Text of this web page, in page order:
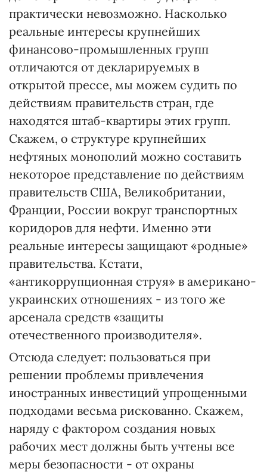
практически невозможно. Насколько
реальные интересы крупнейших
финансово-промышленных групп
отличаются от декларируемых в
открытой прессе, мы можем судить по
действиям правительств стран, где
находятся штаб-квартиры этих групп.
Скажем, о структуре крупнейших
нефтяных монополий можно составить
некоторое представление по действиям
правительств США, Великобритании,
Франции, России вокруг транспортных
коридоров для нефти. Именно эти
реальные интересы защищают «родные»
правительства. Кстати,
«антикоррупционная струя» в американо-
украинских отношениях - из того же
арсенала средств «защиты
отечественного производителя».
Отсюда следует: пользоваться при
решении проблемы привлечения
иностранных инвестиций упрощенными
подходами весьма рискованно. Скажем,
наряду с фактором создания новых
рабочих мест должны быть учтены все
меры безопасности - от охраны